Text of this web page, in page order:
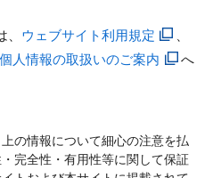
ウェブサイト利用規定
個人情報の取扱いのご案内
へ
の情報について細心の注意を払
完全性・有用性等に関して保証